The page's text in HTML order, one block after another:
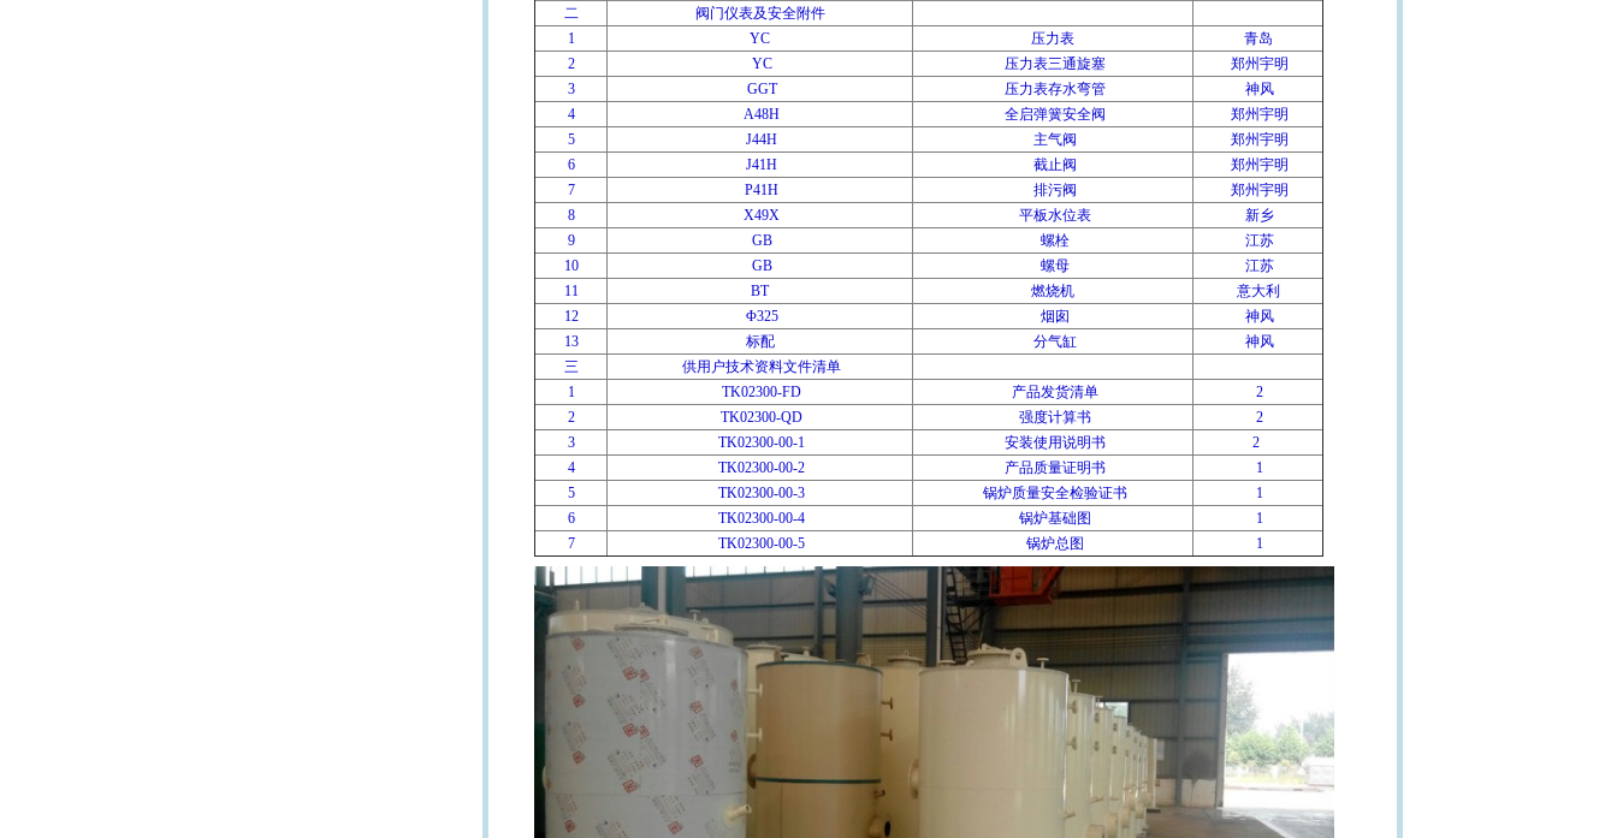
二
阀门仪表及安全附件
1
YC 压力表
青岛
2
YC 压力表三通旋塞
郑州宇明
3
GGT 压力表存水弯管
神风
4
A48H 全启弹簧安全阀
郑州宇明
5
J44H 主气阀
郑州宇明
6
J41H 截止阀
郑州宇明
7
P41H 排污阀
郑州宇明
8
X49X 平板水位表
新乡
9
GB 螺栓
江苏
10
GB 螺母
江苏
11
BT 燃烧机
意大利
12
Φ325 烟囱
神风
13
标配 分气缸
神风
三
供用户技术资料文件清单
1
TK02300-FD 产品发货清单
2
2
TK02300-QD 强度计算书
2
3
TK02300-00-1 安装使用说明书
2
4
TK02300-00-2 产品质量证明书
1
5
TK02300-00-3 锅炉质量安全检验证书
1
6
TK02300-00-4 锅炉基础图
1
7
TK02300-00-5 锅炉总图 1